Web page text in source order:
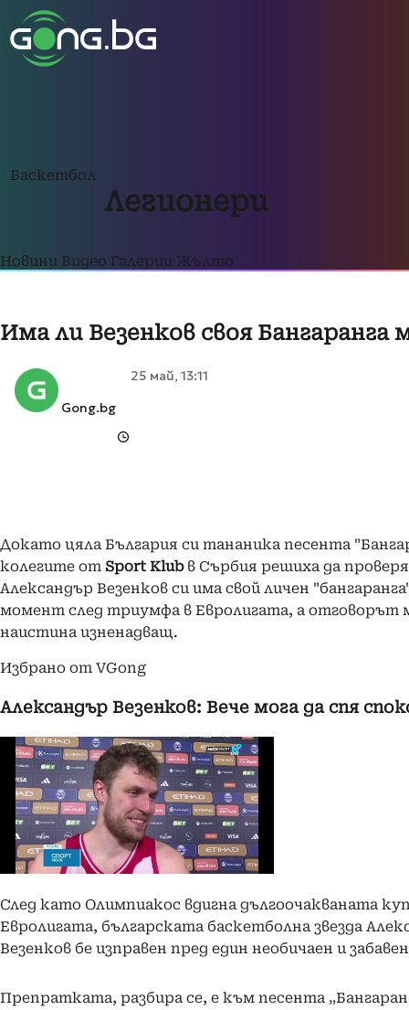
Баскетбол
Легионери
Новини Видео Галерии Жълто
Има ли Везенков своя Бангаранга
Gong.bg
25 май, 13:11
Докато цяла България си тананика песента
колегите от Sport Klubв Сърбия решиха да
Александър Везенков си има свой личен
момент след триумфа в Евролигата, а отговорът
наистина изненадващ.
Избрано от VGong
Александър Везенков: Вече мога да спя
След като Олимпиакос вдигна дългоочакваната
Евролигата, българската баскетболна звезда
Везенков бе изправен пред един необичаен и
Препратката, разбира се, е към песента